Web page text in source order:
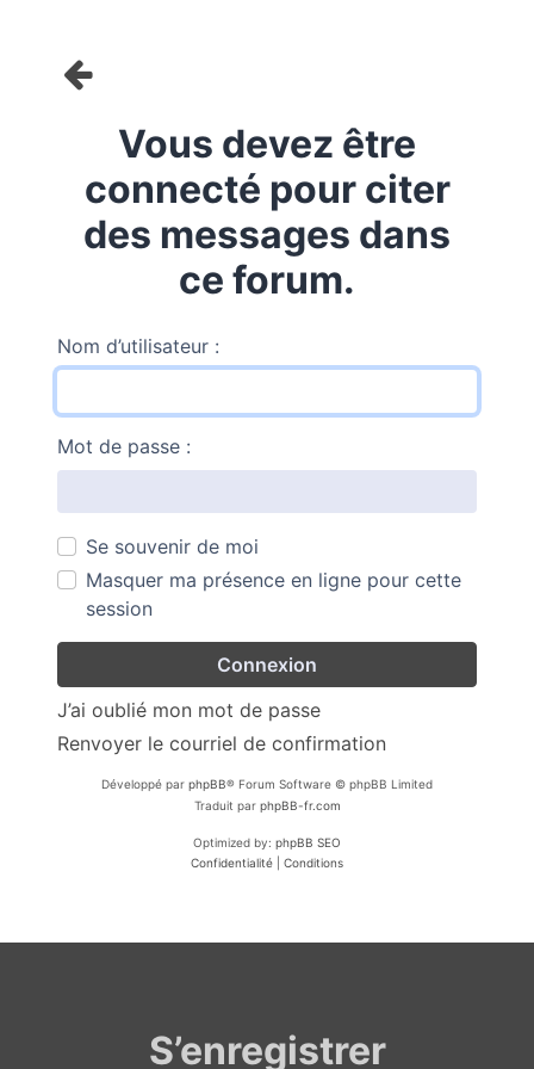
Vous devez être
connecté pour citer
des messages dans
ce forum.
Nom d’utilisateur :
Mot de passe :
Se souvenir de moi
Masquer ma présence en ligne pour cette
session
J’ai oublié mon mot de passe
Renvoyer le courriel de confirmation
Développé par phpBB® Forum Software © phpBB Limited
Traduit par phpBB-fr.com
Optimized by: phpBB SEO
Confidentialité
Conditions
S’enregistrer